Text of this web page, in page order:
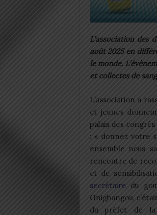
L’association des
août 2025 en
le monde.
et collectes de
L’association a
et jeunes
palais des
: « donnez votre
ensemble nous
rencontre de
et de
secrétaire du
Gnigbangou,
du préfet de la